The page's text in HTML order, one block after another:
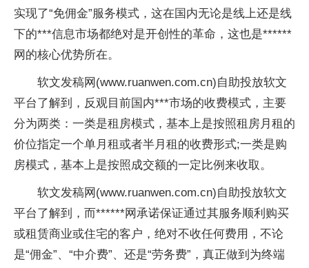
实现了“免佣金”服务模式，这在国内无论是线上还是线
下的***信息市场都绝对是开创性的革命，这也是******
网的核心优势所在。
软文发稿网(www.ruanwen.com.cn)自助投放软文
平台了解到，反观目前国内***市场的收费模式，主要
分为两类：一类是租房模式，基本上是按照租房月租的
价位指定一个单月租或者半月租的收费形式;一类是购
房模式，基本上是按照成交额的一定比例来收取。
软文发稿网(www.ruanwen.com.cn)自助投放软文
平台了解到，而******网承诺保证通过其服务顺利购买
或租赁商业或住宅的客户，绝对不收任何费用，不论
是“佣金”、“中介费”、还是“劳务费”，真正做到为终端